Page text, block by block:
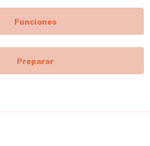
Funciones
Preparar